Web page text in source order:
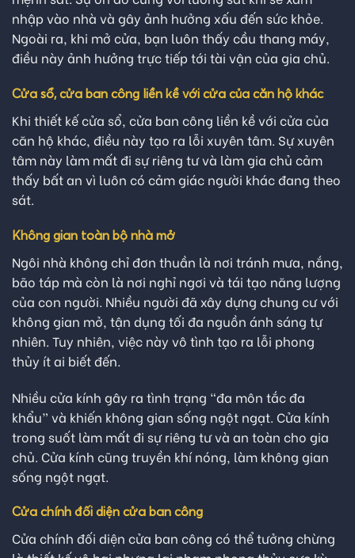
nhập vào nhà và gây ảnh hưởng xấu đến sức khỏe.
Ngoài ra, khi mở cửa, bạn luôn thấy cầu thang máy,
điều này ảnh hưởng trực tiếp tới tài vận của gia chủ.
Cửa sổ, cửa ban công liền kề với cửa của căn hộ khác
Khi thiết kế cửa sổ, cửa ban công liền kề với cửa của
căn hộ khác, điều này tạo ra lỗi xuyên tâm. Sự xuyên
tâm này làm mất đi sự riêng tư và làm gia chủ cảm
thấy bất an vì luôn có cảm giác người khác đang theo
sát.
Không gian toàn bộ nhà mở
Ngôi nhà không chỉ đơn thuần là nơi tránh mưa, nắng,
bão táp mà còn là nơi nghỉ ngơi và tái tạo năng lượng
của con người. Nhiều người đã xây dựng chung cư với
không gian mở, tận dụng tối đa nguồn ánh sáng tự
nhiên. Tuy nhiên, việc này vô tình tạo ra lỗi phong
thủy ít ai biết đến.
Nhiều cửa kính gây ra tình trạng “đa môn tắc đa
khẩu” và khiến không gian sống ngột ngạt. Cửa kính
trong suốt làm mất đi sự riêng tư và an toàn cho gia
chủ. Cửa kính cũng truyền khí nóng, làm không gian
sống ngột ngạt.
Cửa chính đối diện cửa ban công
Cửa chính đối diện cửa ban công có thể tưởng chừng